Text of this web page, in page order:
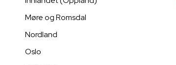
Møre og Romsdal
Nordland
Oslo